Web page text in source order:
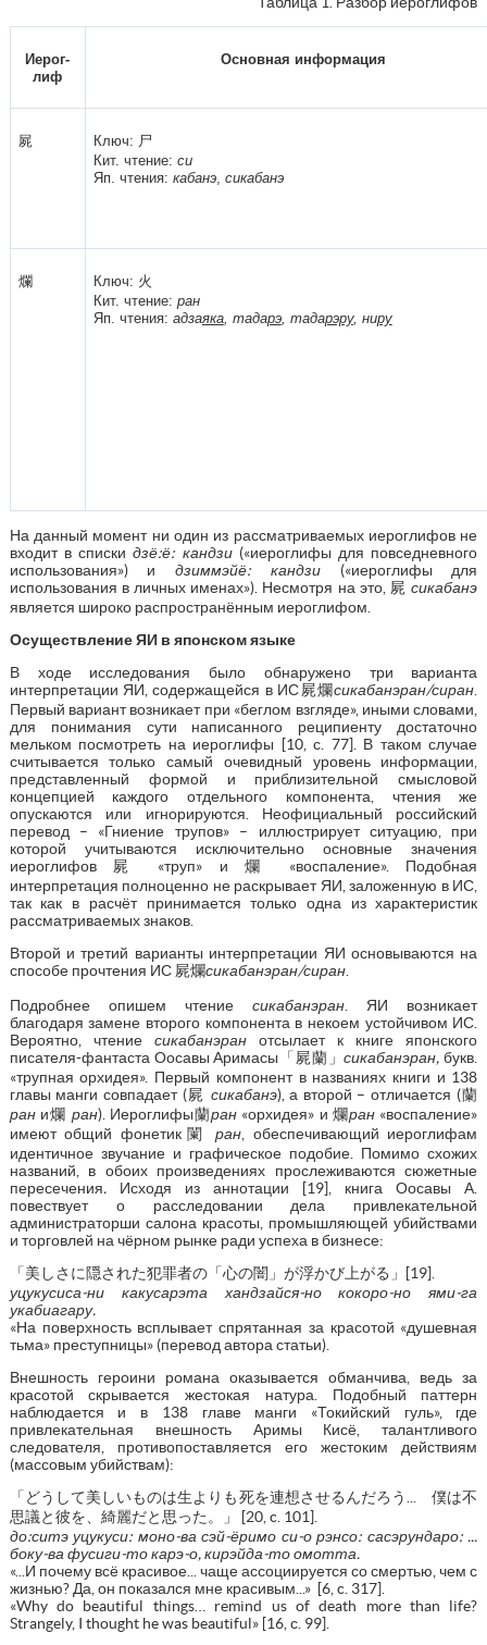
Иерог-
лиф
Основная информация
屍
Ключ: 尸
Кит. чтение: си
Яп. чтения: кабанэ, сикабанэ
爛
Ключ: 火
Кит. чтение: ран
Яп. чтения: адзаяка, тадарэ, тадарэру, ниру
На данный момент ни один из рассматриваемых иероглифов не
входит в спискидзё:ё: кандзи («иероглифы для повседневного
использования») идзиммэйё: кандзи («иероглифы для
использования в личных именах»). Несмотря на это, 屍сикабанэ
является широко распространённым иероглифом.
Осуществление ЯИ в японском языке
В ходе исследования было обнаружено три варианта
интерпретации ЯИ, содержащейся в ИС屍爛сикабанэран/сиран
Первый вариант возникает при «беглом взгляде», иными словами,
для понимания сути написанного реципиенту достаточно
мельком посмотреть на иероглифы [10, с. 77]. В таком случае
считывается только самый очевидный уровень информации,
представленный формой и приблизительной смысловой
концепцией каждого отдельного компонента, чтения же
опускаются или игнорируются. Неофициальный российский
перевод – «Гниение трупов» – иллюстрирует ситуацию, при
которой учитываются исключительно основные значения
иероглифов 屍 «труп» и 爛 «воспаление». Подобная
интерпретация полноценно не раскрывает ЯИ, заложенную в ИС,
так как в расчёт принимается только одна из характеристик
рассматриваемых знаков.
Второй и третий варианты интерпретации ЯИ основываются на
способе прочтения ИС 屍爛сикабанэран/сиран.
Подробнее опишем чтениесикабанэран . ЯИ возникает
благодаря замене второго компонента в некоем устойчивом ИС.
Вероятно, чтение сикабанэранотсылает к книге японского
писателя-фантаста Оосавы Аримасы「屍蘭」сикабанэран,букв.
«трупная орхидея». Первый компонент в названиях книги и 138
главы манги совпадает (屍 сикабанэ), а второй – отличается (蘭
рани爛 ран). Иероглифы蘭ран «орхидея» и 爛ран «воспаление»
имеют общий фонетик闌 ран, обеспечивающий иероглифам
идентичное звучание и графическое подобие. Помимо схожих
названий, в обоих произведениях прослеживаются сюжетные
пересечения. Исходя из аннотации [19], книга Оосавы А.
повествует о расследовании дела привлекательной
администраторши салона красоты, промышляющей убийствами
и торговлей на чёрном рынке ради успеха в бизнесе:
「美しさに隠された犯罪者の「心の闇」が浮かび上がる」[19].
уцукусиса-ни какусарэта хандзайся-но кокоро-но ями-га
укабиагару.
«На поверхность всплывает спрятанная за красотой «душевная
тьма» преступницы» (перевод автора статьи).
Внешность героини романа оказывается обманчива, ведь за
красотой скрывается жестокая натура. Подобный паттерн
наблюдается и в 138 главе манги «Токийский гуль», где
привлекательная внешность Аримы Кисё, талантливого
следователя, противопоставляется его жестоким действиям
(массовым убийствам):
「どうして美しいものは生よりも死を連想させるんだろう... 僕は不
思議と彼を、綺麗だと思った。」 [20, c. 101].
до:ситэ уцукуси: моно-ва сэй-ёримо си-о рэнсо: сасэрундаро: ...
боку-ва фусиги-то карэ-о, кирэйда-то омотта.
«...И почему всё красивое... чаще ассоциируется со смертью, чем с
жизнью? Да, он показался мне красивым...» [6, c. 317].
«Why do beautiful things… remind us of death more than life?
Strangely, I thought he was beautiful» [16, с. 99].